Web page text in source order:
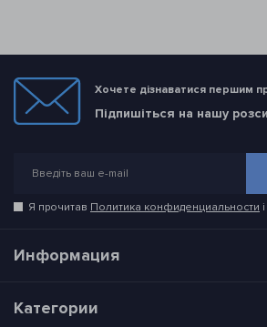
Хочете дізнаватися першим
Підпишіться на нашу
Я прочитав Политика конфиденциальности
Информация
Категории